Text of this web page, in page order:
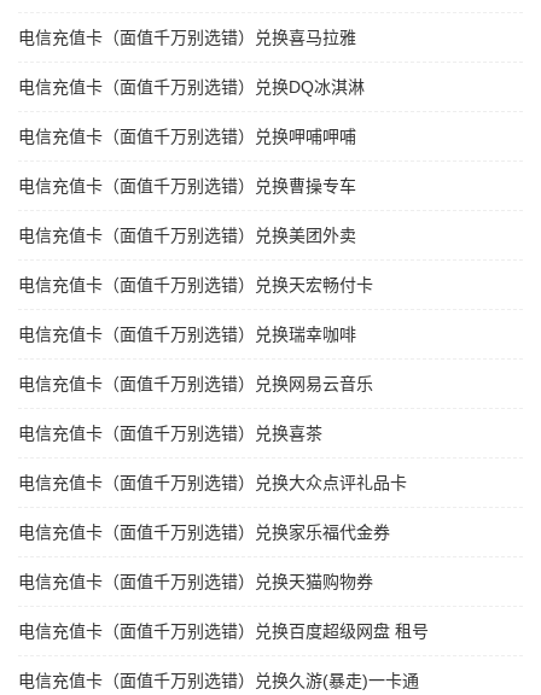
电信充值卡（面值千万别选错）兑换喜马拉雅
电信充值卡（面值千万别选错）兑换DQ冰淇淋
电信充值卡（面值千万别选错）兑换呷哺呷哺
电信充值卡（面值千万别选错）兑换曹操专车
电信充值卡（面值千万别选错）兑换美团外卖
电信充值卡（面值千万别选错）兑换天宏畅付卡
电信充值卡（面值千万别选错）兑换瑞幸咖啡
电信充值卡（面值千万别选错）兑换网易云音乐
电信充值卡（面值千万别选错）兑换喜茶
电信充值卡（面值千万别选错）兑换大众点评礼品卡
电信充值卡（面值千万别选错）兑换家乐福代金券
电信充值卡（面值千万别选错）兑换天猫购物券
电信充值卡（面值千万别选错）兑换百度超级网盘 租号
电信充值卡（面值千万别选错）兑换久游(暴走)一卡通